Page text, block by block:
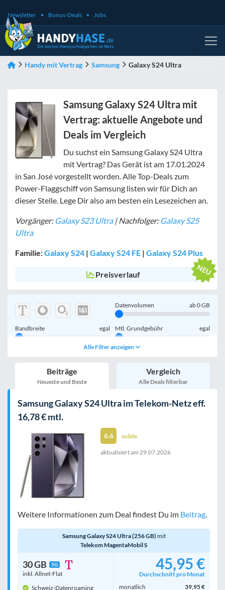
Newsletter Bonus-Deals Jobs
Handy mit Vertrag Samsung Galaxy S24 Ultra
Samsung Galaxy S24 Ultra mit
Vertrag: aktuelle Angebote und
Deals im Vergleich
Du suchst ein Samsung Galaxy S24 Ultra
mit Vertrag? Das Gerät ist am 17.01.2024
in San José vorgestellt worden. Alle Top-Deals zum
Power-Flaggschiff von Samsung listen wir für Dich an
dieser Stelle. Lege Dir also am besten ein Lesezeichen an.
Vorgänger: Galaxy S23 Ultra| Nachfolger: Galaxy S25
Ultra
Familie:Galaxy S24 | Galaxy S24 FE | Galaxy S24 Plus
Preisverlauf
Datenvolumen ab0GB
Bandbreite egal Mtl. Grundgebühr egal
egal
inkl. Young-Tarife
nur 5G-Tarife inkl. Kombi-Tarife
mobile Festnetznummer
Handy-Speicher egal
Alle Filter anzeigen
Beiträge
Neueste und Beste
Vergleich
Alle Deals filterbar
Samsung Galaxy S24 Ultra im Telekom-Netz eff.
16,78 € mtl.
6.6 solide
aktualisiert am 29.07.2026
Weitere Informationen zum Deal findest Du im Beitrag.
Samsung Galaxy S24 Ultra (256 GB) mit
Telekom MagentaMobil S
30 GB 5G
inkl. Allnet-Flat
Schweiz-Datenroaming
45,95 €
Durchschnitt pro Monat
monatlich
39,95 €